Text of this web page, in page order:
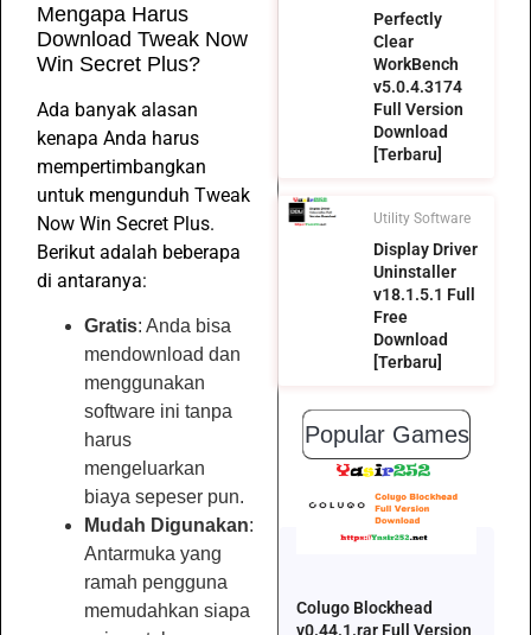
Mengapa Harus
Download Tweak Now
Win Secret Plus?
Ada banyak alasan
kenapa Anda harus
mempertimbangkan
untuk mengunduh Tweak
Now Win Secret Plus.
Berikut adalah beberapa
di antaranya:
Gratis: Anda bisa
mendownload dan
menggunakan
software ini tanpa
harus
mengeluarkan
biaya sepeser pun.
Mudah Digunakan:
Antarmuka yang
ramah pengguna
memudahkan siapa
Perfectly
Clear
WorkBench
v5.0.4.3174
Full Version
Download
[Terbaru]
Utility Software
Display Driver
Uninstaller
v18.1.5.1 Full
Free
Download
[Terbaru]
Popular Games
Colugo Blockhead
v0.44.1.rar Full Version